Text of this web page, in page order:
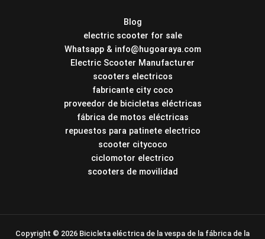
Blog
electric scooter for sale
Whatsapp & info@hugoaraya.com
Electric Scooter Manufacturer
scooters electricos
fabricante city coco
proveedor de bicicletas eléctricas
fábrica de motos eléctricas
repuestos para patinete electrico
scooter citycoco
ciclomotor electrico
scooters de movilidad
Copyright © 2026 Bicicleta eléctrica de la vespa de la fábrica de la